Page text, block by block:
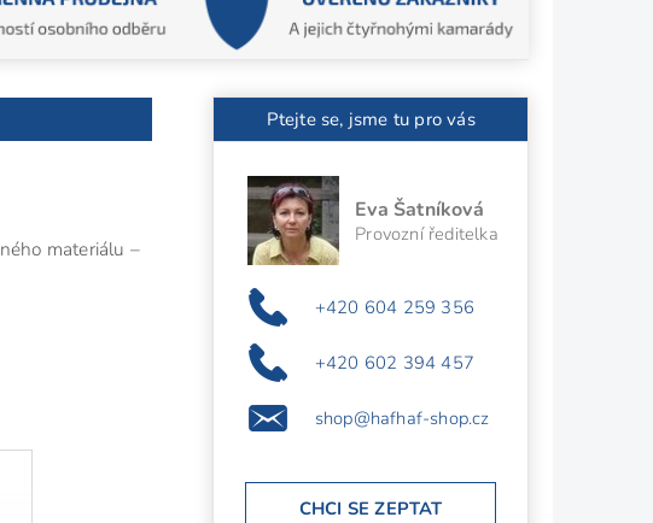
materiálu –
Ptejte se, jsme tu pro vás
Eva Šatníková
Provozní ředitelka
+420 604 259 356
+420 602 394 457
shop@hafhaf-shop.cz
CHCI SE ZEPTAT